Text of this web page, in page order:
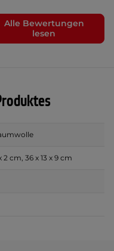
Alle Bewertungen
lesen
2 cm, 36 x 13 x 9 cm